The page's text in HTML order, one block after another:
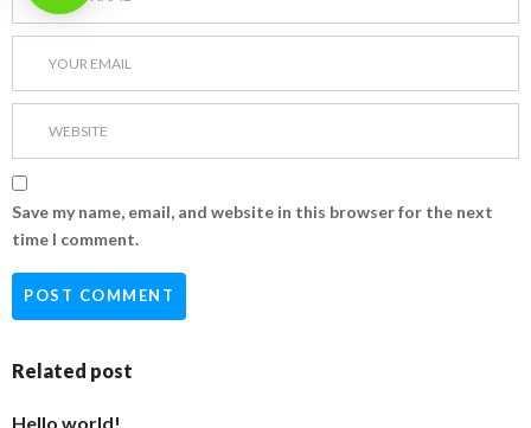
Save my name, email, and website in this browser for the next
time I comment.
Related post
Hello world!